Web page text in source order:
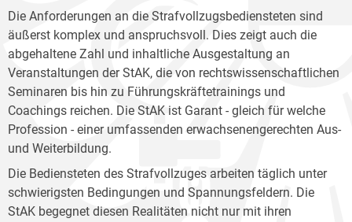
Die Anforderungen an die Strafvollzugsbediensteten sind
äußerst komplex und anspruchsvoll. Dies zeigt auch die
abgehaltene Zahl und inhaltliche Ausgestaltung an
Veranstaltungen der StAK, die von rechtswissenschaftlichen
Seminaren bis hin zu Führungskräftetrainings und
Coachings reichen. Die StAK ist Garant - gleich für welche
Profession - einer umfassenden erwachsenengerechten Aus-
und Weiterbildung.
Die Bediensteten des Strafvollzuges arbeiten täglich unter
schwierigsten Bedingungen und Spannungsfeldern. Die
StAK begegnet diesen Realitäten nicht nur mit ihren